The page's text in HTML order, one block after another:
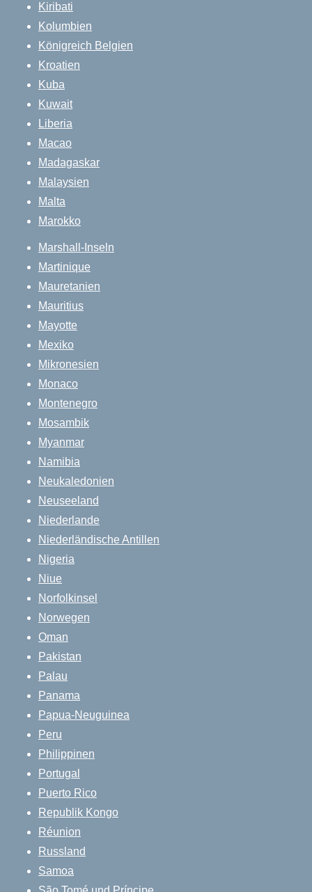
Kiribati
Kolumbien
Königreich Belgien
Kroatien
Kuba
Kuwait
Liberia
Macao
Madagaskar
Malaysien
Malta
Marokko
Marshall-Inseln
Martinique
Mauretanien
Mauritius
Mayotte
Mexiko
Mikronesien
Monaco
Montenegro
Mosambik
Myanmar
Namibia
Neukaledonien
Neuseeland
Niederlande
Niederländische Antillen
Nigeria
Niue
Norfolkinsel
Norwegen
Oman
Pakistan
Palau
Panama
Papua-Neuguinea
Peru
Philippinen
Portugal
Puerto Rico
Republik Kongo
Réunion
Russland
Samoa